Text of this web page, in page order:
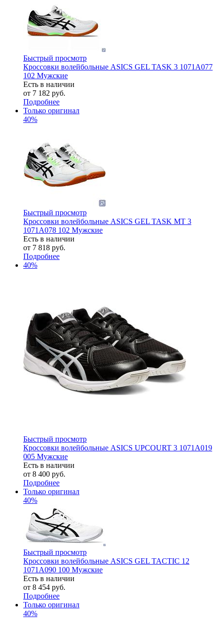
Быстрый просмотр
Кроссовки волейбольные ASICS GEL TASK 3 1071A077
102 Мужские
Есть в наличии
от 7 182 руб.
Подробнее
Только оригинал
40%
Быстрый просмотр
Кроссовки волейбольные ASICS GEL TASK MT 3
1071A078 102 Мужские
Есть в наличии
от 7 818 руб.
Подробнее
40%
Быстрый просмотр
Кроссовки волейбольные ASICS UPCOURT 3 1071A019
005 Мужские
Есть в наличии
от 8 400 руб.
Подробнее
Только оригинал
40%
Быстрый просмотр
Кроссовки волейбольные ASICS GEL TACTIC 12
1071A090 100 Мужские
Есть в наличии
от 8 454 руб.
Подробнее
Только оригинал
40%